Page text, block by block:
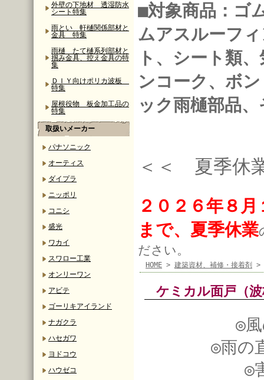
外壁の下地材 透湿防水
シート特集
雨とい 軒樋関係部材と
金具 特集
雨樋 たて樋系列部材と
掴み金具、控え金具の特
集
ＤＩＹ向けポリカ波板
特集
屋根役物 板金加工品の
特集
取扱いメーカー
パナソニック
オーティス
ダイプラ
ニッポリ
コニシ
盛光
ワカイ
スワロー工業
オンリーワン
アビテ
ゴーリキアイランド
ナガクラ
ハセガワ
ヨドコウ
ハウゼコ
■対象商品：ゴ
ムアスルーフ
ト、シート類
ンコーク、ボ
ック雨樋部品
＜＜ 夏季
２０２６年８
まで、夏季休業
ださい。
HOME > 建築資材、補修・接着剤 >
ケミカル面戸（
◎
◎雨の
◎